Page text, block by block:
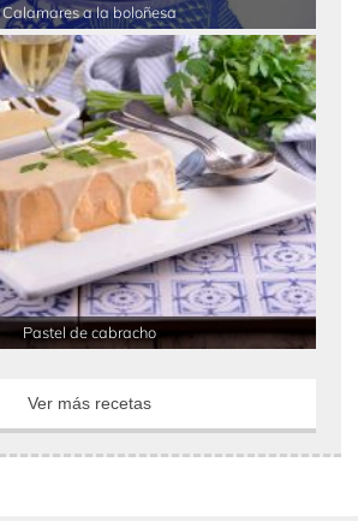
Calamares a la boloñesa
Pastel de cabracho
Ver más recetas